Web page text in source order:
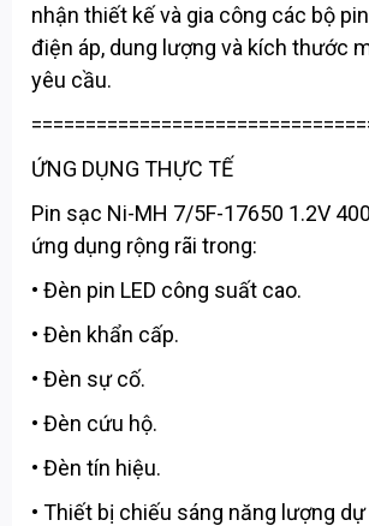
nhận thiết kế và gia công các bộ
điện áp, dung lượng và kích thước
yêu cầu.
ỨNG DỤNG THỰC TẾ
Pin sạc Ni-MH 7/5F-17650 1.2V
ứng dụng rộng rãi trong:
• Đèn pin LED công suất cao.
• Đèn khẩn cấp.
• Đèn sự cố.
• Đèn cứu hộ.
• Đèn tín hiệu.
• Thiết bị chiếu sáng năng lượng